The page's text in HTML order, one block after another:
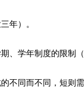
年）。
、学年制度的限制
不同而不同，短则需